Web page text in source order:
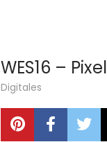
WES16 – Pixel
Digitales